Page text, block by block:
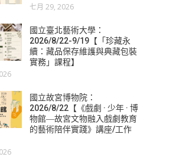
七月 29, 2026
國立臺北藝術大學：
2026/8/22-9/19【「珍藏永
續：藏品保存維護與典藏包裝
實務」課程】
國立故宮博物院：
2026/8/22【《戲劇 · 少年 · 博
物館―故宮文物融入戲劇教育
的藝術陪伴實踐》講座/工作